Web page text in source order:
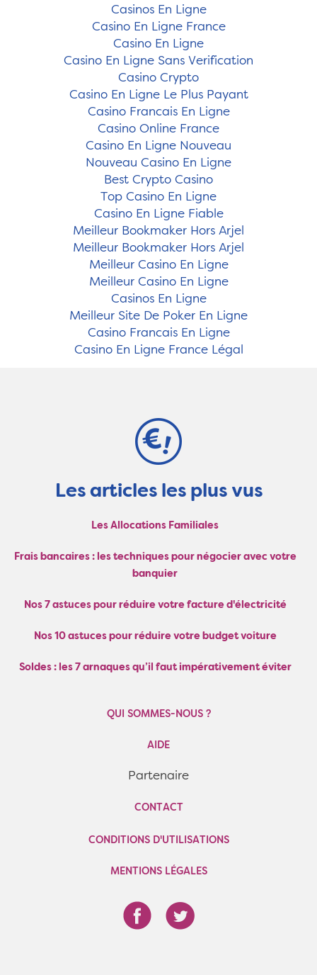
Casinos En Ligne
Casino En Ligne France
Casino En Ligne
Casino En Ligne Sans Verification
Casino Crypto
Casino En Ligne Le Plus Payant
Casino Francais En Ligne
Casino Online France
Casino En Ligne Nouveau
Nouveau Casino En Ligne
Best Crypto Casino
Top Casino En Ligne
Casino En Ligne Fiable
Meilleur Bookmaker Hors Arjel
Meilleur Bookmaker Hors Arjel
Meilleur Casino En Ligne
Meilleur Casino En Ligne
Casinos En Ligne
Meilleur Site De Poker En Ligne
Casino Francais En Ligne
Casino En Ligne France Légal
Les articles les plus vus
Les Allocations Familiales
Frais bancaires : les techniques pour négocier avec votre
banquier
Nos 7 astuces pour réduire votre facture d'électricité
Nos 10 astuces pour réduire votre budget voiture
Soldes : les 7 arnaques qu’il faut impérativement éviter
QUI SOMMES-NOUS ?
AIDE
Partenaire
CONTACT
CONDITIONS D'UTILISATIONS
MENTIONS LÉGALES